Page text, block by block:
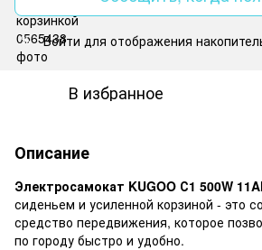
% Войти для отображения
В избранное
Описание
Электросамокат KUGOO С1 500W
сиденьем и усиленной корзиной - это
средство передвижения, которое
по городу быстро и удобно.